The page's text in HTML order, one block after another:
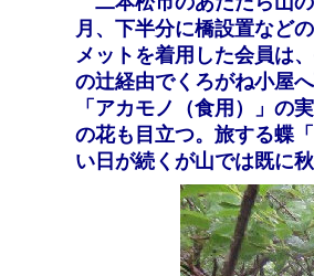
月、下半分に橋設置など
メットを着用した会員は
の辻経由でくろがね小屋
「アカモノ（食用）」の
の花も目立つ。旅する蝶
い日が続くが山では既に